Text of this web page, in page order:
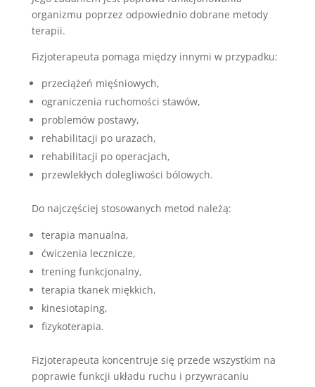
organizmu poprzez odpowiednio dobrane metody
terapii.
Fizjoterapeuta pomaga między innymi w przypadku:
przeciążeń mięśniowych,
ograniczenia ruchomości stawów,
problemów postawy,
rehabilitacji po urazach,
rehabilitacji po operacjach,
przewlekłych dolegliwości bólowych.
Do najczęściej stosowanych metod należą:
terapia manualna,
ćwiczenia lecznicze,
trening funkcjonalny,
terapia tkanek miękkich,
kinesiotaping,
fizykoterapia.
Fizjoterapeuta koncentruje się przede wszystkim na
poprawie funkcji układu ruchu i przywracaniu